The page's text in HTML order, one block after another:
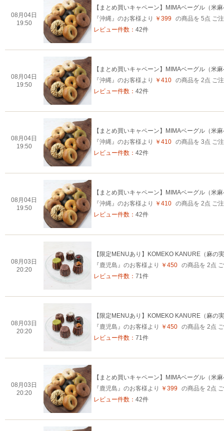
08月04日
19:50
【まとめ買いキャペーン】MIMAベーグル（米
『沖縄』のお客様より
￥399 の商品を 5点 ご
レビュー件数： 42件
08月04日
19:50
【まとめ買いキャペーン】MIMAベーグル（米
『沖縄』のお客様より
￥410 の商品を 2点 ご
レビュー件数： 42件
08月04日
19:50
【まとめ買いキャペーン】MIMAベーグル（米
『沖縄』のお客様より
￥410 の商品を 3点 ご
レビュー件数： 42件
08月04日
19:50
【まとめ買いキャペーン】MIMAベーグル（米
『沖縄』のお客様より
￥410 の商品を 2点 ご
レビュー件数： 42件
08月03日
20:20
【限定MENUあり】KOMEKO KANURE（麻の
『鹿児島』のお客様より
￥450 の商品を 2点
レビュー件数： 71件
08月03日
20:20
【限定MENUあり】KOMEKO KANURE（麻の
『鹿児島』のお客様より
￥450 の商品を 2点
レビュー件数： 71件
08月03日
20:20
【まとめ買いキャペーン】MIMAベーグル（米
『鹿児島』のお客様より
￥399 の商品を 2点
レビュー件数： 42件